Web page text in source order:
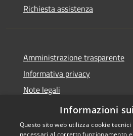
Richiesta assistenza
Amministrazione trasparente
Informativa privacy
Note legali
Dichiarazione di accessibilità
Informazioni
Questo sito web utilizza cookie
necessari al corretto funzionamento